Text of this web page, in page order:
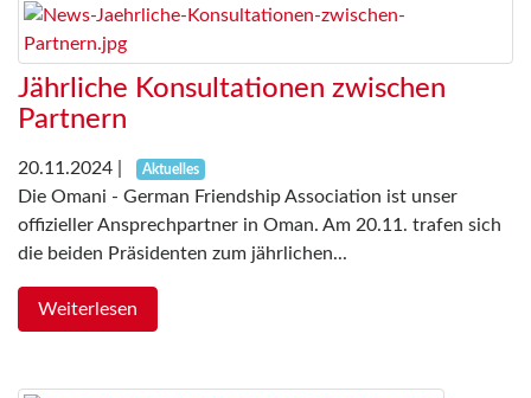
Jährliche Konsultationen zwischen
Partnern
20.11.2024 Aktuelles
Die Omani - German Friendship Association ist unser
offizieller Ansprechpartner in Oman. Am 20.11. trafen sich
die beiden Präsidenten zum jährlichen...
Weiterlesen